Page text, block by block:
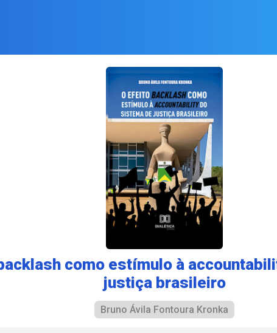
como estímulo à
justiça brasileiro
Bruno Ávila Fontoura Kronka